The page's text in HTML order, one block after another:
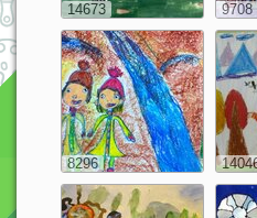
14673 9708
8296